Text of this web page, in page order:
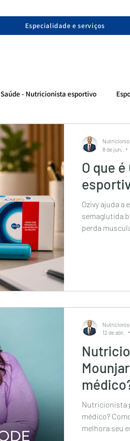
Especialidade e serviços
Saúde - Nutricionista esportivo
O que
Ozivy ajuda a
semaglutida
perda
8 de jun.
Nutricionista
médico? Como funciona o
melhora seu
12 de abr.